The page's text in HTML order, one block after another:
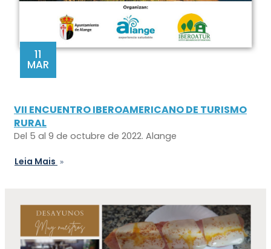
11
MAR
VII ENCUENTRO IBEROAMERICANO DE TURISMO
RURAL
Del 5 al 9 de octubre de 2022. Alange
Leia Mais